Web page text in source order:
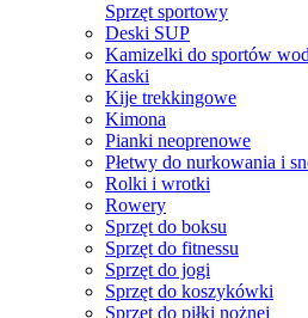
Sprzęt sportowy
Deski SUP
Kamizelki do sportów
Kaski
Kije trekkingowe
Kimona
Pianki neoprenowe
Płetwy do nurkowania i
Rolki i wrotki
Rowery
Sprzęt do boksu
Sprzęt do fitnessu
Sprzęt do jogi
Sprzęt do koszykówki
Sprzęt do piłki nożnej